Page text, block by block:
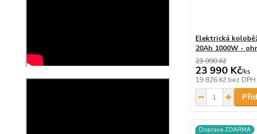
Elektrická
20Ah 1000W -
23 990 Kč
23 990 Kč/ks
19 826 Kč bez DPH
Doprava ZDARMA